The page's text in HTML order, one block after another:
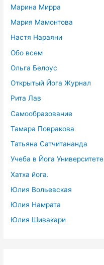
Марина Мирра
Мария Мамонтова
Настя Нараяни
Обо всем
Ольга Белоус
Открытый Йога Журнал
Рита Лав
Самообразование
Тамара Повракова
Татьяна Сатчитананда
Учеба в Йога Университете
Хатха йога.
Юлия Вольевская
Юлия Намрата
Юлия Шивакари